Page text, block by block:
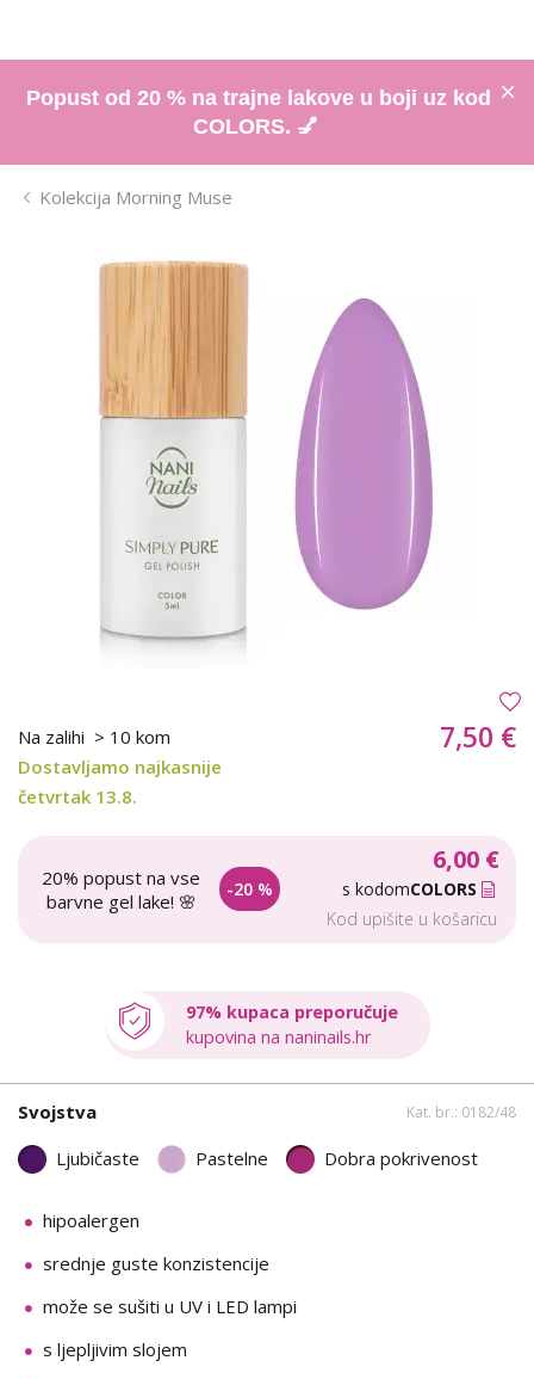
Popust od 20 % na trajne lakove u boji uz kod
COLORS. 💅
Kolekcija Morning Muse
Na zalihi > 10 kom
Dostavljamo najkasnije
četvrtak 13.8.
7,50 €
20% popust na vse
barvne gel lake! 🌸
-20 %
6,00 €
s kodomCOLORS
Kod upišite u košaricu
97% kupaca preporučuje
kupovina na naninails.hr
Svojstva Kat. br.: 0182/48
Ljubičaste Pastelne Dobra pokrivenost
hipoalergen
srednje guste konzistencije
može se sušiti u UV i LED lampi
s ljepljivim slojem